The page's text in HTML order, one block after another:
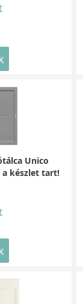
Unico
a készlet tart!